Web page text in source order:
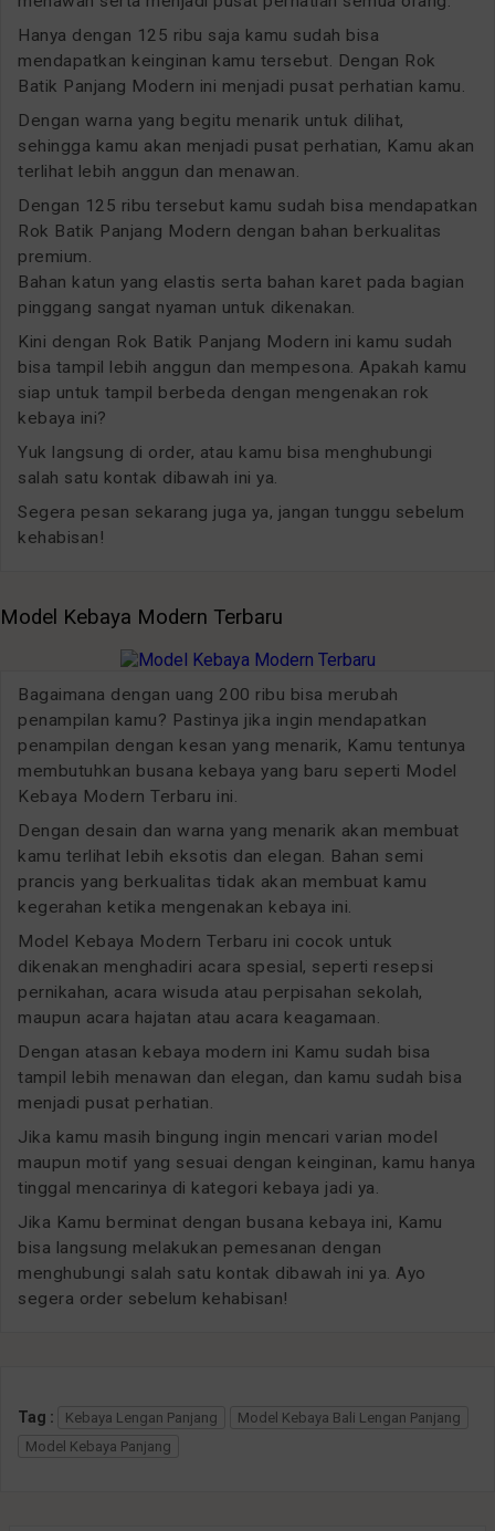
Hanya dengan 125 ribu saja kamu sudah bisa
mendapatkan keinginan kamu tersebut. Dengan Rok
Batik Panjang Modern ini menjadi pusat perhatian kamu.
Dengan warna yang begitu menarik untuk dilihat,
sehingga kamu akan menjadi pusat perhatian, Kamu akan
terlihat lebih anggun dan menawan.
Dengan 125 ribu tersebut kamu sudah bisa mendapatkan
Rok Batik Panjang Modern dengan bahan berkualitas
premium.
Bahan katun yang elastis serta bahan karet pada bagian
pinggang sangat nyaman untuk dikenakan.
Kini dengan Rok Batik Panjang Modern ini kamu sudah
bisa tampil lebih anggun dan mempesona. Apakah kamu
siap untuk tampil berbeda dengan mengenakan rok
kebaya ini?
Yuk langsung di order, atau kamu bisa menghubungi
salah satu kontak dibawah ini ya.
Segera pesan sekarang juga ya, jangan tunggu sebelum
kehabisan!
Model Kebaya Modern Terbaru
Bagaimana dengan uang 200 ribu bisa merubah
penampilan kamu? Pastinya jika ingin mendapatkan
penampilan dengan kesan yang menarik, Kamu tentunya
membutuhkan busana kebaya yang baru seperti Model
Kebaya Modern Terbaru ini.
Dengan desain dan warna yang menarik akan membuat
kamu terlihat lebih eksotis dan elegan. Bahan semi
prancis yang berkualitas tidak akan membuat kamu
kegerahan ketika mengenakan kebaya ini.
Model Kebaya Modern Terbaru ini cocok untuk
dikenakan menghadiri acara spesial, seperti resepsi
pernikahan, acara wisuda atau perpisahan sekolah,
maupun acara hajatan atau acara keagamaan.
Dengan atasan kebaya modern ini Kamu sudah bisa
tampil lebih menawan dan elegan, dan kamu sudah bisa
menjadi pusat perhatian.
Jika kamu masih bingung ingin mencari varian model
maupun motif yang sesuai dengan keinginan, kamu hanya
tinggal mencarinya di kategori kebaya jadi ya.
Jika Kamu berminat dengan busana kebaya ini, Kamu
bisa langsung melakukan pemesanan dengan
menghubungi salah satu kontak dibawah ini ya. Ayo
segera order sebelum kehabisan!
Tag : Kebaya Lengan Panjang
Model Kebaya Bali Lengan Panjang
Model Kebaya Panjang